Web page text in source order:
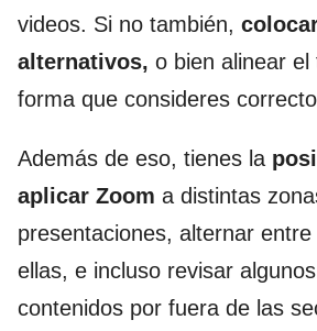
videos. Si no también,
alternativos, o bien alinear
forma que consideres
Además de eso, tienes la
aplicar Zoom a distintas
presentaciones, alternar
ellas, e incluso revisar
contenidos por fuera de las